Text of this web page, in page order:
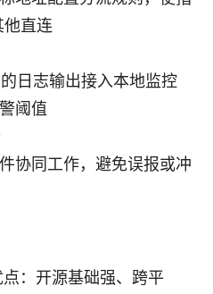
直连
日志输出接入本地监控
阈值
协同工作，避免误报或冲
：开源基础强、跨平